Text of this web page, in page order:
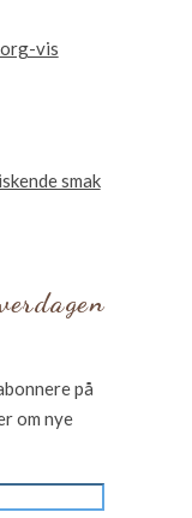
vis
smak
på
om nye